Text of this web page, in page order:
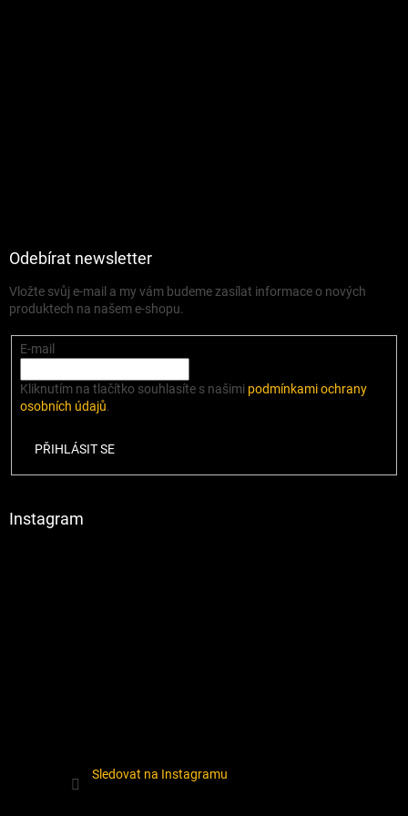
Odebírat newsletter
Vložte svůj e-mail a my vám budeme zasílat informace o nových
produktech na našem e-shopu.
E-mail
Kliknutím na tlačítko souhlasíte s našimi podmínkami ochrany
osobních údajů.
PŘIHLÁSIT SE
Instagram
Sledovat na Instagramu